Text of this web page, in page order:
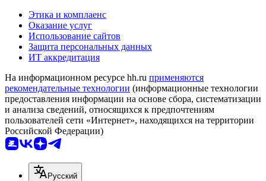
Этика и комплаенс
Оказание услуг
Использование сайтов
Защита персональных данных
ИТ аккредитация
На информационном ресурсе hh.ru применяются
рекомендательные технологии (информационные технологии
предоставления информации на основе сбора, систематизации
и анализа сведений, относящихся к предпочтениям
пользователей сети «Интернет», находящихся на территории
Российской Федерации)
Русский